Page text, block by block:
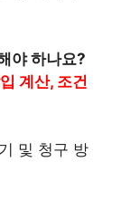
야 하나요?
계산, 조건
및 청구 방